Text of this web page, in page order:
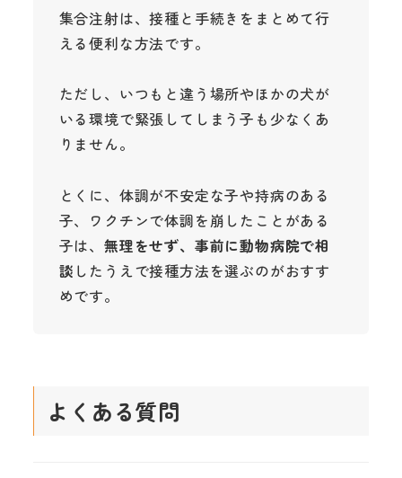
集合注射は、接種と手続きをまとめて行
える便利な方法です。
ただし、いつもと違う場所やほかの犬が
いる環境で緊張してしまう子も少なくあ
りません。
とくに、体調が不安定な子や持病のある
子、ワクチンで体調を崩したことがある
子は、 無理をせず、事前に動物病院で相
談 したうえで接種方法を選ぶのがおすす
めです。
よくある質問